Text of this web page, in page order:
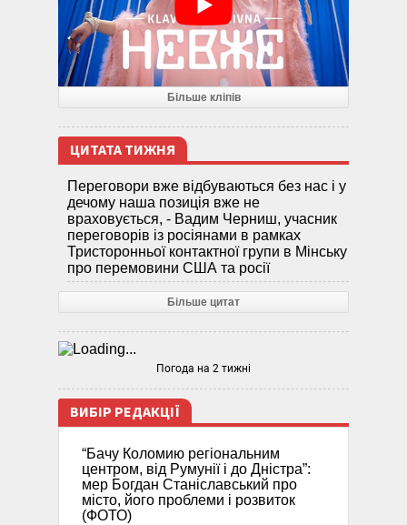
Більше кліпів
ЦИТАТА ТИЖНЯ
Переговори вже відбуваються без нас і у
дечому наша позиція вже не
враховується, - Вадим Черниш, учасник
переговорів із росіянами в рамках
Тристоронньої контактної групи в Мінську
про перемовини США та росії
Більше цитат
Погода на 2 тижні
ВИБІР РЕДАКЦІЇ
“Бачу Коломию регіональним
центром, від Румунії і до Дністра”:
мер Богдан Станіславський про
місто, його проблеми і розвиток
(ФОТО)